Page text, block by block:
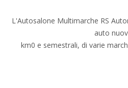
L'Autosalone Multimarche RS
auto
km0 e semestrali, di varie